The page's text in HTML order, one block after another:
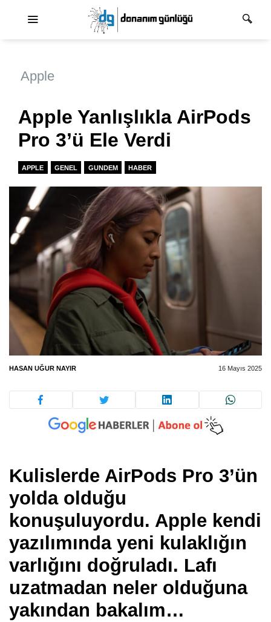
Apple
Apple Yanlışlıkla AirPods
Pro 3’ü Ele Verdi
APPLE GENEL GUNDEM HABER
HASAN UĞUR NAYIR 16 Mayıs 2025
Kulislerde AirPods Pro 3’ün
yolda olduğu
konuşuluyordu. Apple kendi
yazılımında yeni kulaklığın
varlığını doğruladı. Lafı
uzatmadan neler olduğuna
yakından bakalım…